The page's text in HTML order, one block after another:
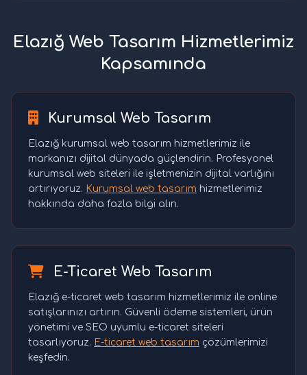
Elazığ Web Tasarım Hizmetlerimiz
Kapsamında
Kurumsal Web Tasarım
Elazığ kurumsal web tasarım hizmetlerimiz ile
markanızı dijital dünyada güçlendirin. Profesyonel
kurumsal web siteleri ile işletmenizin dijital varlığını
artırıyoruz. Kurumsal web tasarım hizmetlerimiz
hakkında daha fazla bilgi alın.
E-Ticaret Web Tasarım
Elazığ e-ticaret web tasarım hizmetlerimiz ile online
satışlarınızı artırın. Güvenli ödeme sistemleri, ürün
yönetimi ve SEO uyumlu e-ticaret siteleri
tasarlıyoruz. E-ticaret web tasarım çözümlerimizi
keşfedin.